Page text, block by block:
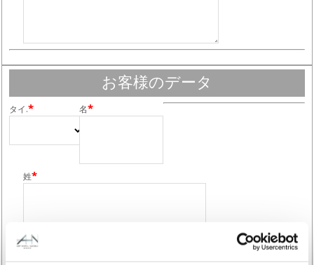
お客様のデータ
タイ.* 名*
姓*
国名